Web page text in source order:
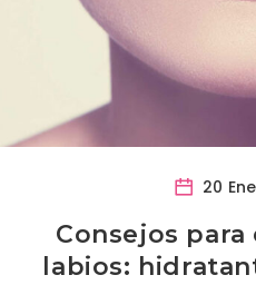
20
Consejos
labios: